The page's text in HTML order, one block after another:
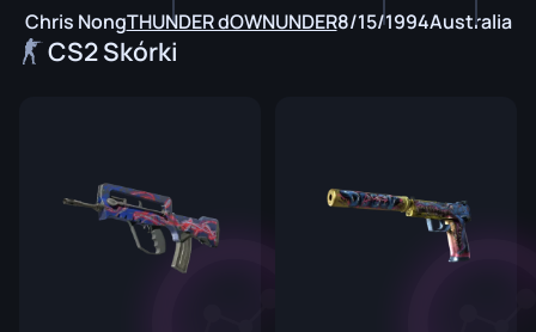
Chris NongTHUNDER dOWNUNDER8/15/1994Australia
CS2 Skórki